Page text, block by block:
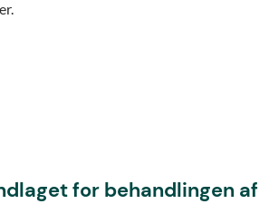
for behandlingen af